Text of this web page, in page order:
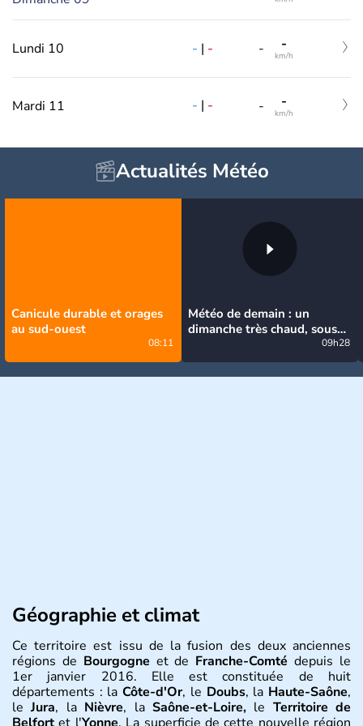
Lundi 10 - | - - -
km/h
Mardi 11 - | - - -
km/h
Actualités Météo
Canicule durable et orages
au sud-ouest
08:11
Météo de demain : un
dimanche très chaud, sous
orages
09h28
Géographie et climat
Ce territoire est issu de la fusion des deux anciennes
régions de Bourgogne et de Franche-Comté depuis le
1er janvier 2016. Elle est constituée de huit
départements : la Côte-d'Or, le Doubs, la Haute-Saône,
leJura, la Nièvre, la Saône-et-Loire,le Territoire de
Belfortet l'Yonne. La superficie de cette nouvelle région